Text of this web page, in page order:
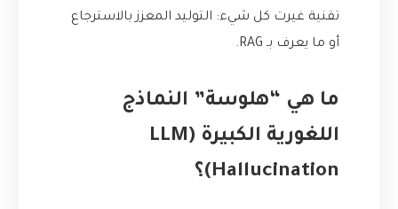
تقنية غيرت كل شيء: التوليد المعزز بالاسترجاع
أو ما يعرف بـ RAG.
ما هي “هلوسة” النماذج
اللغورية الكبيرة (LLM
Hallucination)؟